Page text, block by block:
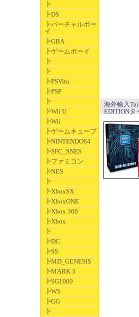
┣
┣DS
┣バーチャルボー
イ
┣GBA
┣ゲームボーイ
┣
┣
┣PSVita
┣PSP
┣
┣Wii U
┣Wii
┣ゲームキューブ
┣NINTENDO64
┣SFC_SNES
┣ファミコン
┣NES
┣
┣XboxSX
┣XboxONE
┣Xbox 360
┣Xbox
┣
┣DC
┣SS
┣MD_GENESIS
┣MARK 3
┣SG1000
┣WS
┣GG
┣
海外輸入
EDITIONタ